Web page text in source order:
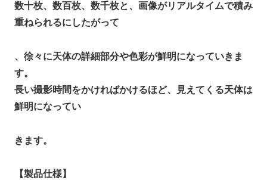
数十枚、数百枚、数千枚と、画像がリアルタイムで積み
重ねられるにしたがって
、徐々に天体の詳細部分や色彩が鮮明になっていきま
す。
長い撮影時間をかければかけるほど、見えてくる天体は
鮮明になってい
きます。
【製品仕様】